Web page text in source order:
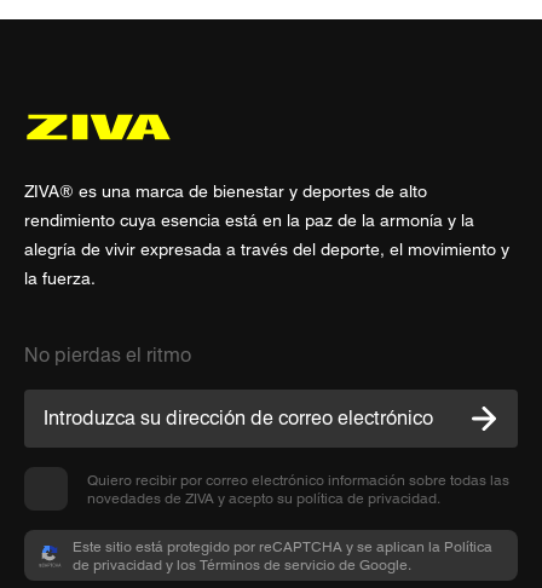
ZIVA® es una marca de bienestar y deportes de alto
rendimiento cuya esencia está en la paz de la armonía y la
alegría de vivir expresada a través del deporte, el movimiento y
la fuerza.
No pierdas el ritmo
Quiero recibir por correo electrónico información sobre todas las
novedades de ZIVA y acepto su política de privacidad.
Este sitio está protegido por reCAPTCHA y se aplican la Política
de privacidad y los Términos de servicio de Google.